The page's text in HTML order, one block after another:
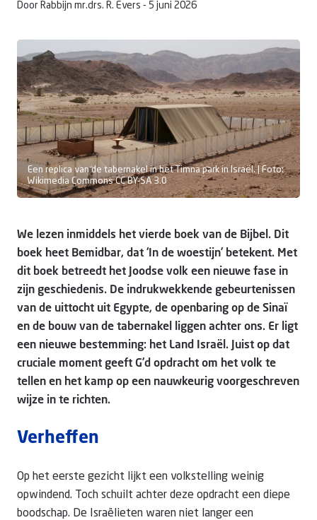
Service & Contact
Kennisbank
Doneer
Door Rabbijn mr.drs. R. Evers - 5 juni 2026
Een replica van de tabernakel in het Timna park in Israël. | Foto:
Wikimedia Commons CC BY-SA 3.0
We lezen inmiddels het vierde boek van de Bijbel. Dit
boek heet Bemidbar, dat ‘In de woestijn’ betekent. Met
dit boek betreedt het Joodse volk een nieuwe fase in
zijn geschiedenis. De indrukwekkende gebeurtenissen
van de uittocht uit Egypte, de openbaring op de Sinaï
en de bouw van de tabernakel liggen achter ons. Er ligt
een nieuwe bestemming: het Land Israël. Juist op dat
cruciale moment geeft G’d opdracht om het volk te
tellen en het kamp op een nauwkeurig voorgeschreven
wijze in te richten.
Verheffen
Op het eerste gezicht lijkt een volkstelling weinig
opwindend. Toch schuilt achter deze opdracht een diepe
boodschap. De Israëlieten waren niet langer een